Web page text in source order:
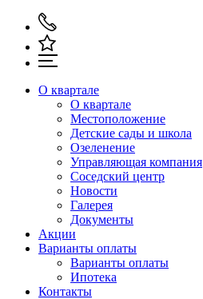
О квартале
О квартале
Местоположение
Детские сады и школа
Озеленение
Управляющая компания
Соседский центр
Новости
Галерея
Документы
Акции
Варианты оплаты
Варианты оплаты
Ипотека
Контакты